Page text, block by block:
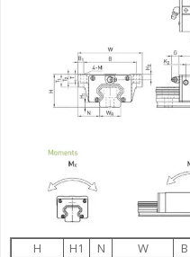
H H1 N W B